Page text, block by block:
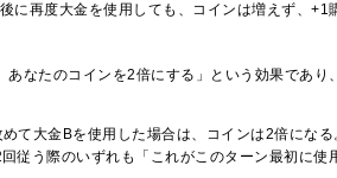
に再度大金を使用しても、コインは増えず、+1
なたのコインを2倍にする」という効果であ
て大金Bを使用した場合は、コインは2倍になる
従う際のいずれも「これがこのターン最初に使